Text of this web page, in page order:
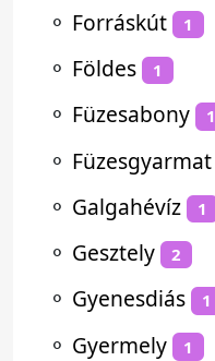
⚬ Forráskút 1
⚬ Földes 1
⚬ Füzesabony 1
⚬ Füzesgyarmat
⚬ Galgahévíz 1
⚬ Gesztely 2
⚬ Gyenesdiás 1
⚬ Gyermely 1